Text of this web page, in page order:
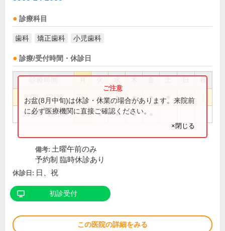
診療科目
歯科 矯正歯科 小児歯科
診療/受付時間・休診日
祝
9:00～12:30 ● ● ● ● ●
14:00～18:30 ● ● ● ●
お盆(8月中旬)は休診・休業の場合があります。来院前
に必ず医療機関に直接ご確認ください。
×閉じる
備考: 土曜午前のみ
予約制 臨時休診あり
休診日: 日、祝
初診受付
この医院の詳細をみる